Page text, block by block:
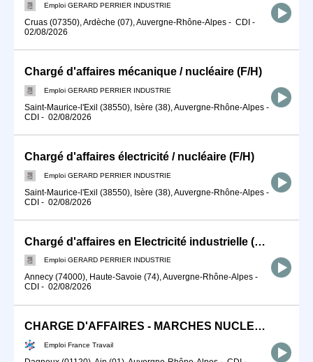
Emploi GERARD PERRIER INDUSTRIE
Cruas (07350), Ardèche (07), Auvergne-Rhône-Alpes - CDI -
02/08/2026
Chargé d'affaires mécanique / nucléaire (F/H)
Emploi GERARD PERRIER INDUSTRIE
Saint-Maurice-l'Exil (38550), Isère (38), Auvergne-Rhône-Alpes -
CDI - 02/08/2026
Chargé d'affaires électricité / nucléaire (F/H)
Emploi GERARD PERRIER INDUSTRIE
Saint-Maurice-l'Exil (38550), Isère (38), Auvergne-Rhône-Alpes -
CDI - 02/08/2026
Chargé d'affaires en Electricité industrielle (F/H)
Emploi GERARD PERRIER INDUSTRIE
Annecy (74000), Haute-Savoie (74), Auvergne-Rhône-Alpes -
CDI - 02/08/2026
CHARGE D'AFFAIRES - MARCHES NUCLEAIRES H/F
Emploi France Travail